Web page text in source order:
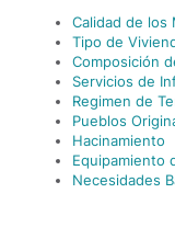
Calidad de los
Tipo de
Composición
Servicios de
Regimen de
Pueblos
Hacinamiento
Equipamiento
Necesidades